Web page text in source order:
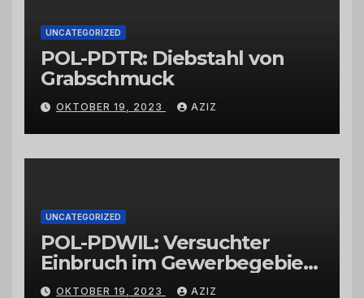
UNCATEGORIZED
POL-PDTR: Diebstahl von
Grabschmuck
OKTOBER 19, 2023 AZIZ
UNCATEGORIZED
POL-PDWIL: Versuchter
Einbruch im Gewerbegebiet
Wittlich
OKTOBER 19, 2023 AZIZ